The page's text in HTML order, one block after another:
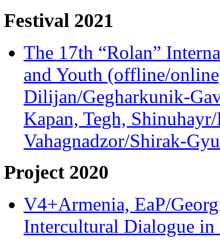
Festival 2021
The 17th “Rolan”
and Youth (offline/
Dilijan/Gegharkunik-
Kapan, Tegh,
Vahagnadzor/Shirak-
Project 2020
V4+Armenia, EaP/
Intercultural Dialogue